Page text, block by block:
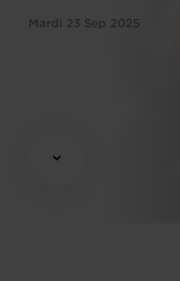
Mardi 23 Sep 2025